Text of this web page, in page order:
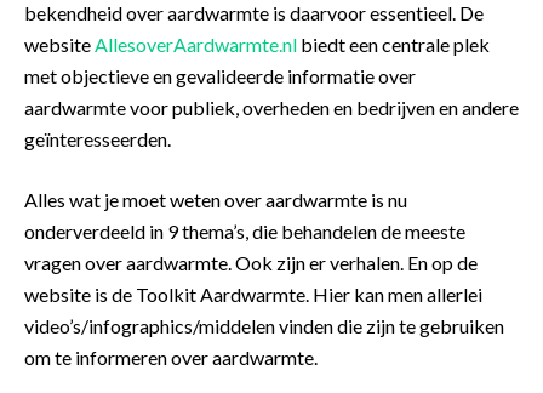
bekendheid over aardwarmte is daarvoor essentieel. De
websiteAllesoverAardwarmte.nl biedt een centrale plek
met objectieve en gevalideerde informatie over
aardwarmte voor publiek, overheden en bedrijven en andere
geïnteresseerden.
Alles wat je moet weten over aardwarmte is nu
onderverdeeld in 9 thema’s, die behandelen de meeste
vragen over aardwarmte. Ook zijn er verhalen. En op de
website is de Toolkit Aardwarmte. Hier kan men allerlei
video’s/infographics/middelen vinden die zijn te gebruiken
om te informeren over aardwarmte.